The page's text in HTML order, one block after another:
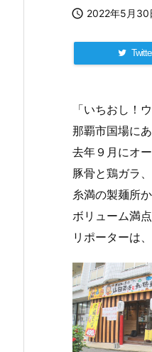
 2022年5月30
「いちおし！
那覇市国場に
去年９月にオ
豚骨と鶏ガラ
糸満の製麺所
ボリューム満
リポーターは